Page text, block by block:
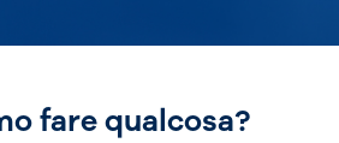
fare qualcosa?